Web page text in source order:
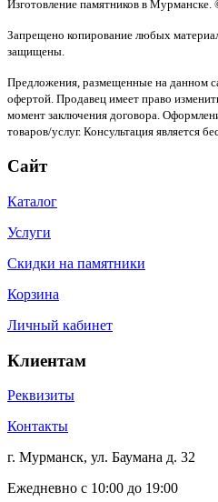
Изготовление памятников в
Запрещено копирование любых
защищены.
Предложения, размещенные на данном
офертой. Продавец имеет право
момент заключения договора.
товаров/услуг. Консультация является
Сайт
Каталог
Услуги
Скидки на памятники
Корзина
Личный кабинет
Клиентам
Реквизиты
Контакты
г. Мурманск, ул. Баумана д. 32
Ежедневно с 10:00 до 19:00